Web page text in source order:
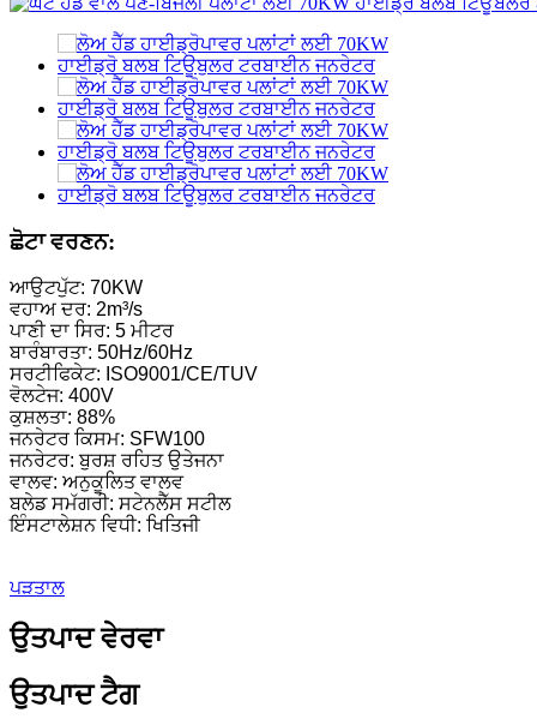
20 ਫੁੱਟ 250KWh 582KWh ਕੰਟੇਨਰਾਈਜ਼ਡ ਲਿਥੀਅਮ-ਆਇਨ
ਛੋਟਾ 10kW 12kW 15kW 20kW ਮਾਈਕ੍ਰੋ ਹਾਈਡ੍ਰੋ ਫਿਕਸਡ ਬਲੇਡ
ਫੋਰਸਟਰ 2×40KW ਮਾਈਕ੍ਰੋ ਹਾਈਡ੍ਰੋ ਟਰਗੋ ਟਰਬਾਈਨ ਜਨਰੇਟਰ
ਹਾਈਡ੍ਰੌਲਿਕ ਪ੍ਰੋਪੈਲਰ ਟਰਬਾਈਨ 100kW ਕਪਲਾਨ ਟਰਬਾਈਨ
2200kW ਹਾਈਡ੍ਰੋ ਪਾਵਰ ਪੈਲਟਨ ਵਾਟਰ ਵ੍ਹੀਲ ਟਰਬਾਈਨ ਜਨਰੇਟਰ
ਹਾਈਡ੍ਰੋਇਲੈਕਟ੍ਰਿਕ ਪਾਵਰ ਸਿਸਟਮ ਫਰਾਂਸਿਸ ਟਰਬਾਈਨ ਜਨਰੇਟਰ...
100KW 500KW 1MW 2MW ਹਾਈਡ੍ਰੌਲਿਕ ਫਰਾਂਸਿਸ ਟਰਬਾਈਨ
ਹਾਈਡ੍ਰੌਲਿਕ ਟਰਬਾਈਨ ਜਨਰੇਟਰ 250KW ਹਾਈਡ੍ਰੋਇਲੈਕਟ੍ਰਿਕ
ਮਾਈਕ੍ਰੋ ਟਰਗੋ ਟਰਬਾਈਨ ਮਿੰਨੀ ਹਾਈਡ੍ਰੋਪਾਵਰ ਸਲਿਊਸ਼ਨ 20KW-
ਫੋਰਸਟਰ ਹਾਈਡ੍ਰੋਇਲੈਕਟ੍ਰਿਕ ਕਪਲਾਨ ਟਰਬਾਈਨ ਜਨਰੇਟਰ ਦੀ
320KW ਹਾਈਡ੍ਰੌਲਿਕ ਫਰਾਂਸਿਸ ਵਾਟਰ ਟਰਬਾਈਨ ਜਨਰੇਟਰ...
ਵਿਕਲਪਕ ਊਰਜਾ ਪਣਬਿਜਲੀ ਜਨਰੇਟਰ 500KW ਫਰੇਮ...
20 ਫੁੱਟ 250KWh 582KWh ਕੰਟੇਨਰਾਈਜ਼ਡ ਲਿਥੀਅਮ-ਆਇਨ ਬੈਟਰੀ...
ਛੋਟਾ ਵਰਣਨ:
ਆਉਟਪੁੱਟ: 70KW
ਵਹਾਅ ਦਰ: 2m³/s
ਪਾਣੀ ਦਾ ਸਿਰ: 5 ਮੀਟਰ
ਬਾਰੰਬਾਰਤਾ: 50Hz/60Hz
ਸਰਟੀਫਿਕੇਟ: ISO9001/CE/TUV
ਵੋਲਟੇਜ: 400V
ਕੁਸ਼ਲਤਾ: 88%
ਜਨਰੇਟਰ ਕਿਸਮ: SFW100
ਜਨਰੇਟਰ: ਬੁਰਸ਼ ਰਹਿਤ ਉਤੇਜਨਾ
ਵਾਲਵ: ਅਨੁਕੂਲਿਤ ਵਾਲਵ
ਬਲੇਡ ਸਮੱਗਰੀ: ਸਟੇਨਲੈੱਸ ਸਟੀਲ
ਇੰਸਟਾਲੇਸ਼ਨ ਵਿਧੀ: ਖਿਤਿਜੀ
ਪੜਤਾਲ
ਉਤਪਾਦ ਵੇਰਵਾ
ਉਤਪਾਦ ਟੈਗ